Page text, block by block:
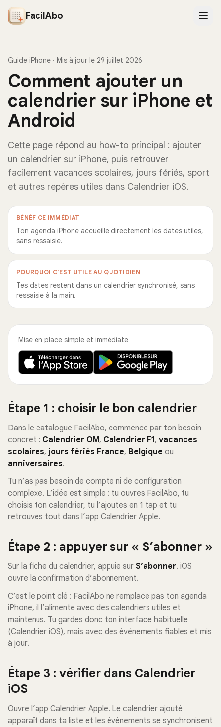
FacilAbo
Guide iPhone · Mis à jour le 29 juillet 2026
Comment ajouter un
calendrier sur iPhone et
Android
Cette page répond au how-to principal : ajouter
un calendrier sur iPhone, puis retrouver
facilement vacances scolaires, jours fériés, sport
et autres repères utiles dans Calendrier iOS.
BÉNÉFICE IMMÉDIAT
Ton agenda iPhone accueille directement les dates utiles,
sans ressaisie.
POURQUOI C’EST UTILE AU QUOTIDIEN
Tes dates restent dans un calendrier synchronisé, sans
ressaisie à la main.
Mise en place simple et immédiate
Étape 1 : choisir le bon calendrier
Dans le catalogue FacilAbo, commence par ton besoin
concret : Calendrier OM, Calendrier F1, vacances
scolaires, jours fériés France, Belgique ou
anniversaires.
Tu n’as pas besoin de compte ni de configuration
complexe. L’idée est simple : tu ouvres FacilAbo, tu
choisis ton calendrier, tu l’ajoutes en 1 tap et tu
retrouves tout dans l’app Calendrier Apple.
Étape 2 : appuyer sur « S’abonner »
Sur la fiche du calendrier, appuie sur S’abonner. iOS
ouvre la confirmation d’abonnement.
C’est le point clé : FacilAbo ne remplace pas ton agenda
iPhone, il l’alimente avec des calendriers utiles et
maintenus. Tu gardes donc ton interface habituelle
(Calendrier iOS), mais avec des événements fiables et mis
à jour.
Étape 3 : vérifier dans Calendrier
iOS
Ouvre l’app Calendrier Apple. Le calendrier ajouté
apparaît dans ta liste et les événements se synchronisent